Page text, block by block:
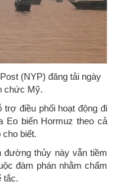
(NYP) đăng tải ngày
chức Mỹ.
trợ điều phối hoạt động đi
Eo biển Hormuz theo cả
cho biết.
đường thủy này vẫn tiềm
đàm phán nhằm chấm
tắc.